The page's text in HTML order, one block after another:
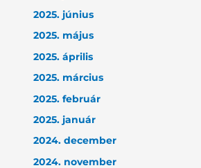
2025. június
2025. május
2025. április
2025. március
2025. február
2025. január
2024. december
2024. november